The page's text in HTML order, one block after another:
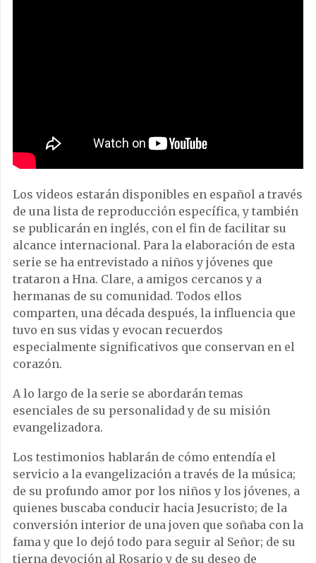
Los videos estarán disponibles en español a través
de una lista de reproducción específica, y también
se publicarán en inglés, con el fin de facilitar su
alcance internacional. Para la elaboración de esta
serie se ha entrevistado a niños y jóvenes que
trataron a Hna. Clare, a amigos cercanos y a
hermanas de su comunidad. Todos ellos
comparten, una década después, la influencia que
tuvo en sus vidas y evocan recuerdos
especialmente significativos que conservan en el
corazón.
A lo largo de la serie se abordarán temas
esenciales de su personalidad y de su misión
evangelizadora.
Los testimonios hablarán de cómo entendía el
servicio a la evangelización a través de la música;
de su profundo amor por los niños y los jóvenes, a
quienes buscaba conducir hacia Jesucristo; de la
conversión interior de una joven que soñaba con la
fama y que lo dejó todo para seguir al Señor; de su
tierna devoción al Rosario y de su deseo de